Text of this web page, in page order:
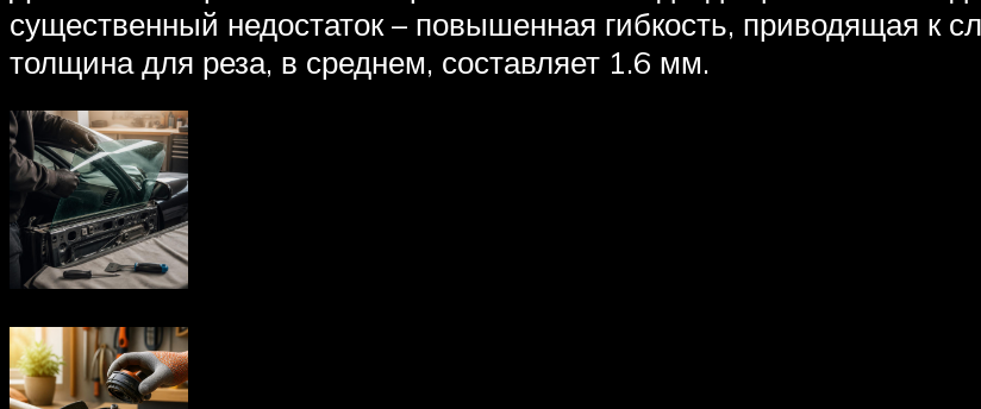
существенный недостаток – повышенная гибкость, приводящая к
толщина для реза, в среднем, составляет 1.6 мм.